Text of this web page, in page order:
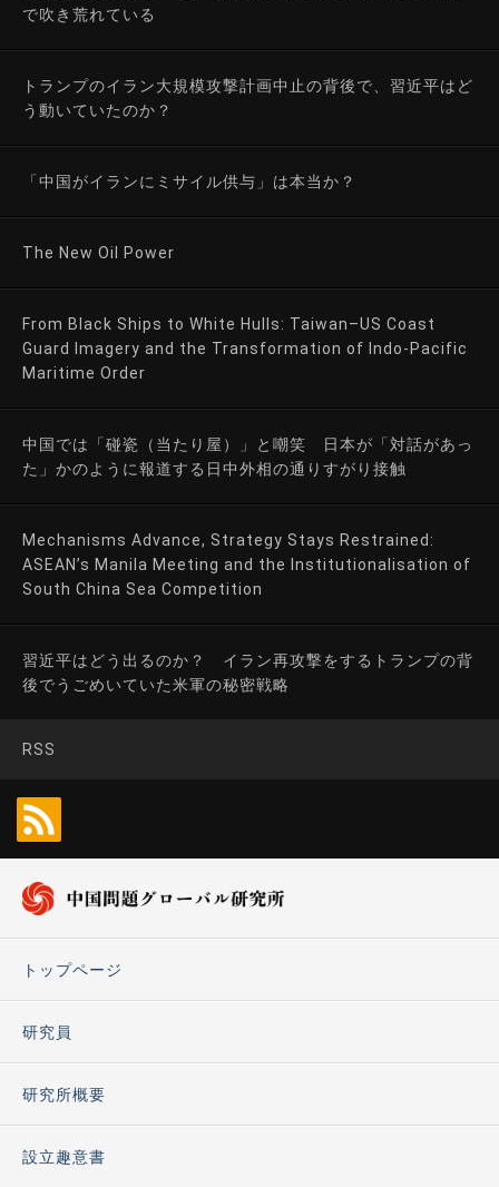
で吹き荒れている
トランプのイラン大規模攻撃計画中止の背後で、習近平はど
う動いていたのか？
「中国がイランにミサイル供与」は本当か？
The New Oil Power
From Black Ships to White Hulls: Taiwan–US Coast
Guard Imagery and the Transformation of Indo-Pacific
Maritime Order
中国では「碰瓷（当たり屋）」と嘲笑 日本が「対話があっ
た」かのように報道する日中外相の通りすがり接触
Mechanisms Advance, Strategy Stays Restrained:
ASEAN’s Manila Meeting and the Institutionalisation of
South China Sea Competition
習近平はどう出るのか？ イラン再攻撃をするトランプの背
後でうごめいていた米軍の秘密戦略
RSS
トップページ
研究員
研究所概要
設立趣意書